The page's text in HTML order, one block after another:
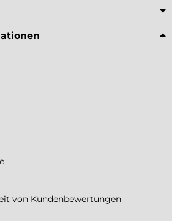
von Kundenbewertungen